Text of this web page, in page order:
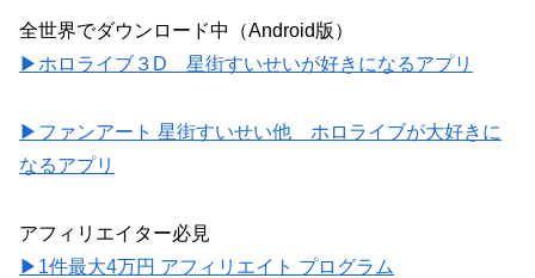
全世界でダウンロード中（Android版）
▶ホロライブ３D 星街すいせいが好きになるアプリ
▶ファンアート 星街すいせい他 ホロライブが大好きに
なるアプリ
アフィリエイター必見
▶1件最大4万円 アフィリエイト プログラム